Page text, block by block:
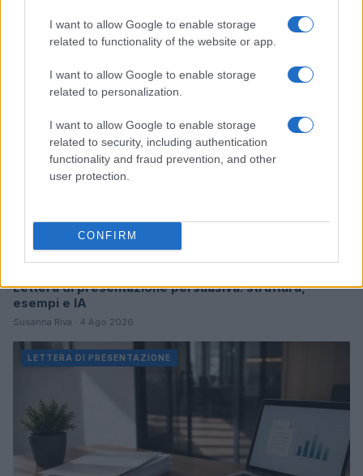
I want to allow Google to enable storage
related to functionality of the website or app.
I want to allow Google to enable storage
related to personalization.
I want to allow Google to enable storage
related to security, including authentication
functionality and fraud prevention, and other
user protection.
CONFIRM
Sofia Ricci · 5 Ago 2026
Lettera di presentazione persuasiva: struttura,
esempi e IA
Susanna Riva · 4 Ago 2026
LETTERA DI PRESENTAZIONE